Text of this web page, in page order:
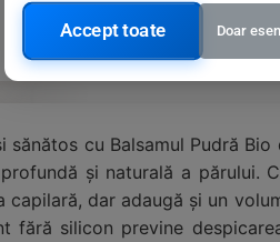
cu Balsamul Pudră
și naturală a părului.
dar adaugă și un
fără silicon previne
Accept toate Doar